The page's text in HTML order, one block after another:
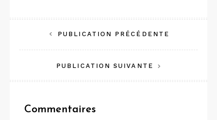
Navigation
de
l’article
PUBLICATION PRÉCÉDENTE
PUBLICATION SUIVANTE
Commentaires